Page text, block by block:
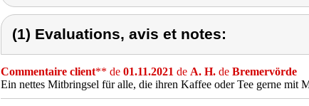
(1) Evaluations, avis et notes:
Commentaire client** de 01.11.2021 de A. H. de Bremervörde
Ein nettes Mitbringsel für alle, die ihren Kaffee oder Tee gerne mit